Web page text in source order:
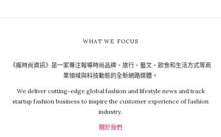
WHAT WE FOCUS
《瘋時尚資訊》是一家專注報導時尚品牌、旅行、藝文、飲食和生活方式等商
業領域與科技動態的全新網路媒體。
We deliver cutting-edge global fashion and lifestyle news and track
startup fashion business to inspire the customer experience of fashion
industry.
關於我們